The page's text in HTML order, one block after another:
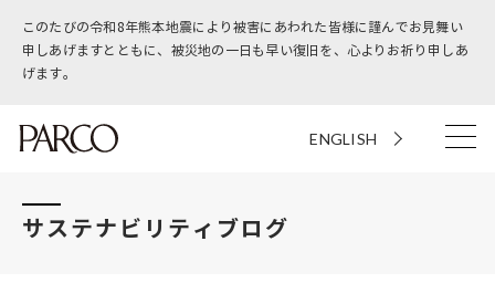
このたびの令和8年熊本地震により被害にあわれた皆様に謹んでお見舞い
申しあげますとともに、被災地の一日も早い復旧を、心よりお祈り申しあ
げます。
ENGLISH
サステナビリティブログ